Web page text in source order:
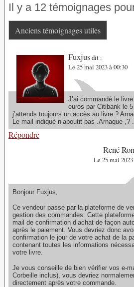
Il y a 12 témoignages
Anciens témoignages utiles
Fuxjusdit :
Le 25 mai 2023 à 00:30
J’ai commandé le
euros par Citibank le
j’attends toujours un accès au livre ?
Le mail indiqué n’aboutit pas .Arnaque ,? .
Répondre
René
Le 25 mai
Bonjour Fuxjus,
Ce vendeur passe par la plateforme de
gestion des commandes. Cette
mail de confirmation d’achat de façon
après le paiement. Vous devriez donc
confirmation le jour de votre achat de la
contenant toutes les informations
votre livre.
Je vous conseille de bien vérifier vos e-
Corbeille inclus), vous devriez
directement après votre commande.